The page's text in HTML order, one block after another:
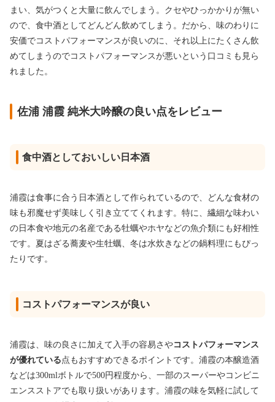
まい、気がつくと大量に飲んでしまう。クセやひっかかりが無い
ので、食中酒としてどんどん飲めてしまう。だから、味のわりに
安価でコストパフォーマンスが良いのに、それ以上にたくさん飲
めてしまうのでコストパフォーマンスが悪いという口コミも見ら
れました。
佐浦 浦霞 純米大吟醸の良い点をレビュー
食中酒としておいしい日本酒
浦霞は食事に合う日本酒として作られているので、どんな食材の
味も邪魔せず美味しく引き立ててくれます。特に、繊細な味わい
の日本食や地元の名産である牡蠣やホヤなどの魚介類にも好相性
です。夏はざる蕎麦や生牡蠣、冬は水炊きなどの鍋料理にもぴっ
たりです。
コストパフォーマンスが良い
浦霞は、味の良さに加えて入手の容易さやコストパフォーマンス
が優れている 点もおすすめできるポイントです。浦霞の本醸造酒
などは300mlボトルで500円程度から、一部のスーパーやコンビニ
エンスストアでも取り扱いがあります。浦霞の味を気軽に試して